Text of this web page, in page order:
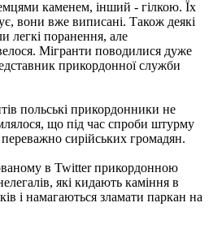
каменем, інший - гілкою. Їх
вони вже виписані. Також деякі
легкі поранення, але
Мігранти поводилися дуже
прикордонної служби
польські прикордонники не
що під час спроби штурму
сирійських громадян.
в Twitter прикордонною
які кидають каміння в
і намагаються зламати паркан на